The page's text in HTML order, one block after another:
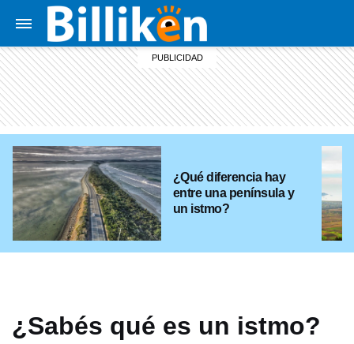
¿Qué diferencia hay
entre una península y
un istmo?
¿Sabés qué es un istmo?